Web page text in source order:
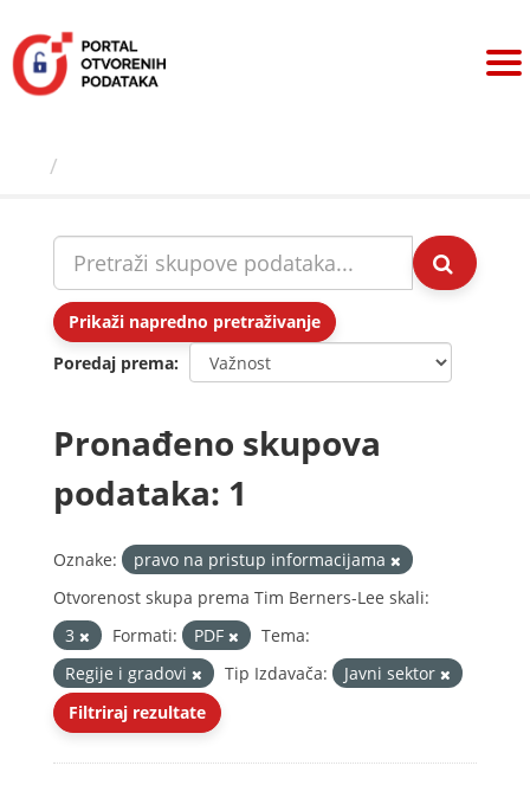
sadržaj
Prikaži napredno pretraživanje
Poredaj prema
Pronađeno skupova
podataka: 1
Oznake:
pravo na pristup informacijama
Otvorenost skupa prema Tim Berners-Lee skali:
3
Formati: PDF
Tema:
Regije i gradovi
Tip Izdavača:
Javni sektor
Filtriraj rezultate